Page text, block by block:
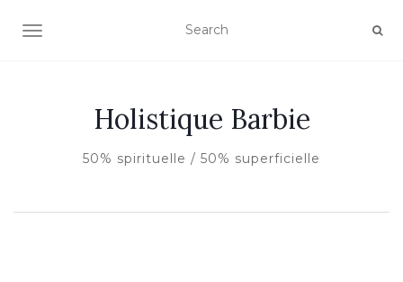
AFFICHER/MASQUER LA NAVIGATION
Holistique Barbie
50% spirituelle / 50% superficielle